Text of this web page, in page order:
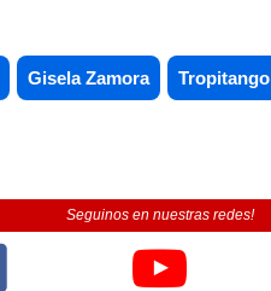
Gisela Zamora Tropitango
Seguinos en nuestras redes!